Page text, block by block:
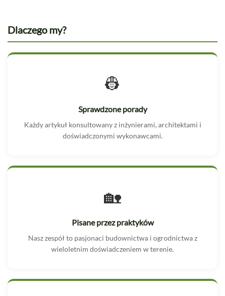
Dlaczego my?
👷
Sprawdzone porady
Każdy artykuł konsultowany z inżynierami, architektami i
doświadczonymi wykonawcami.
🏡
Pisane przez praktyków
Nasz zespół to pasjonaci budownictwa i ogrodnictwa z
wieloletnim doświadczeniem w terenie.